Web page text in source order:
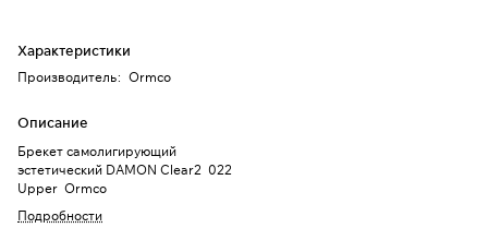
Характеристики
Производитель: Ormco
Описание
Брекет самолигирующий
эстетический DAMON Clear2 022
Upper Ormco
Подробности